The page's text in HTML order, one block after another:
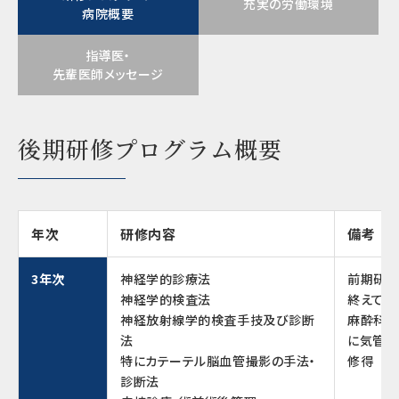
病院概要
充実の労働環境
指導医・
先輩医師メッセージ
後期研修プログラム概要
年次 研修内容 備考
3年次
神経学的診療法
神経学的検査法
神経放射線学的検査手技及び診断
法
特にカテーテル脳血管撮影の手法・
診断法
前期研
終えて
麻酔科
に気管
修得